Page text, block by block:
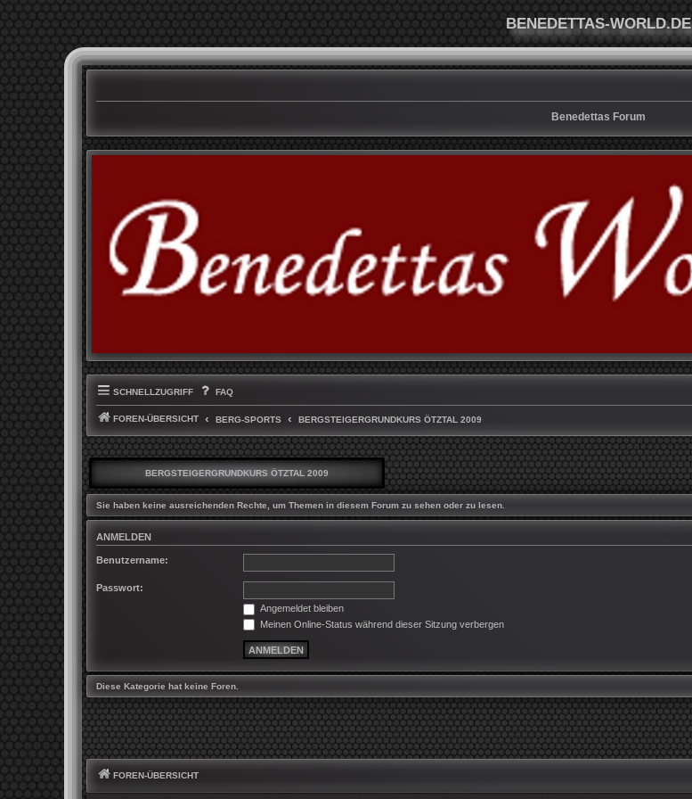
BENEDETTAS-WORLD.DE
Benedettas Forum
SCHNELLZUGRIFF FAQ
FOREN-ÜBERSICHT BERG-SPORTS BERGSTEIGERGRUNDKURS ÖTZTAL 2009
BERGSTEIGERGRUNDKURS ÖTZTAL 2009
Sie haben keine ausreichenden Rechte, um Themen in diesem Forum zu sehen oder zu lesen.
ANMELDEN
Benutzername:
Passwort:
Angemeldet bleiben
Meinen Online-Status während dieser Sitzung verbergen
Diese Kategorie hat keine Foren.
FOREN-ÜBERSICHT